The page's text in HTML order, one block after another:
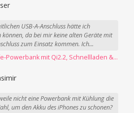
USB-A-Anschluss hätte ich
können, da bei mir keine alten Geräte mit
zum Einsatz kommen. Ich...
→ MagSafe-Powerbank mit Qi2.2, Schnellladen & USB-C-Kabel angeschaut
nicht eine Powerbank mit Kühlung die
um den Akku des iPhones zu schonen?